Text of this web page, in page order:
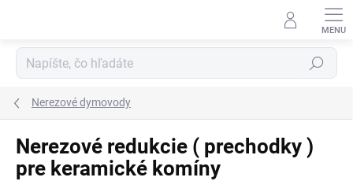
Hľadať
Nerezové dymovody
Nerezové redukcie ( prechodky )
pre keramické komíny